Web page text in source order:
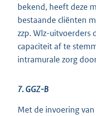
bekend, heeft deze
bestaande cliënten
zzp. Wlz-uitvoerders
capaciteit af te
intramurale zorg
7. GGZ-B
Met de invoering van